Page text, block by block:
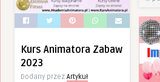
Kurs Animatora Zabaw
2023
Dodany przez Artykuł